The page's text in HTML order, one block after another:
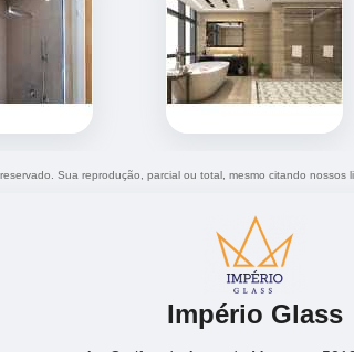
Sua reprodução, parcial ou total, mesmo citando
Império Glass